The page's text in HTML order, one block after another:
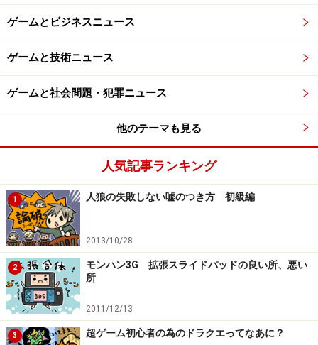
達と一度遊んだら、次は同じゲームをしている知らない
ドキドキ感。嘘でも大げさでもなく、キーボードを叩く
指が震えます。それはもう、面白いなんて感情ではあり
ませんでした、トキメキとでも表現すべき高まりを感じ
ていました。ゲームってすごい、新しい時代がきた、そ
次は、ドリームキャストといったら忘れることができな
い、ビジュアルメモリや、数々の名作タイトル
お話したいと思います。
※記事内容は執筆時点のものです。最新の内容をご確認くださ
い。
ゲームとビジネスニュース
ゲームと技術ニュース
ゲームと社会問題・犯罪ニュース
他のテーマも見る
人気記事ランキング
1 人狼の失敗しない嘘のつき方 初級編
2013/10/28
2
モンハン3G 拡張スライドパッドの良い所、悪い
所
2011/12/13
3 超ゲーム初心者の為のドラクエってなあに？